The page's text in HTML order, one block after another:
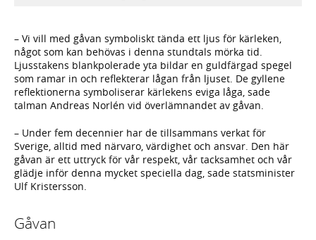
– Vi vill med gåvan symboliskt tända ett ljus för kärleken,
något som kan behövas i denna stundtals mörka tid.
Ljusstakens blankpolerade yta bildar en guldfärgad spegel
som ramar in och reflekterar lågan från ljuset. De gyllene
reflektionerna symboliserar kärlekens eviga låga, sade
talman Andreas Norlén vid överlämnandet av gåvan.
– Under fem decennier har de tillsammans verkat för
Sverige, alltid med närvaro, värdighet och ansvar. Den här
gåvan är ett uttryck för vår respekt, vår tacksamhet och vår
glädje inför denna mycket speciella dag, sade statsminister
Ulf Kristersson.
Gåvan